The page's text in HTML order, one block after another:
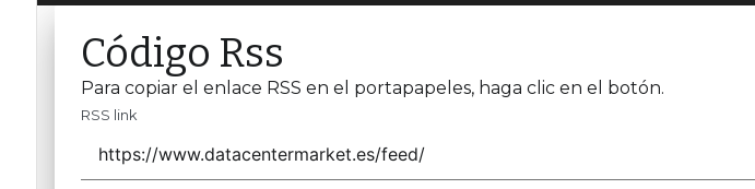
Código Rss
Para copiar el enlace RSS en el portapapeles, haga clic en el botón.
RSS link